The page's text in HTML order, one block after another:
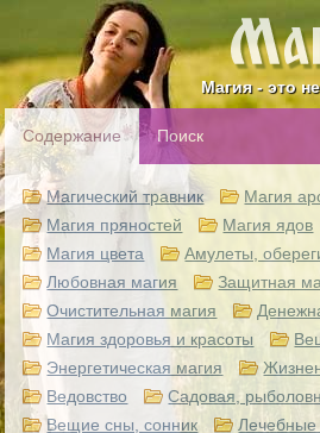
Магия - это
Содержание Поиск
Магический травник
Магия
Магия пряностей
Магия ядов
Магия цвета
Амулеты,
Любовная магия
Защитная
Очистительная магия
Магия здоровья и красоты
Энергетическая магия
Ведовство
Садовая,
Вещие сны, сонник
Лечебные